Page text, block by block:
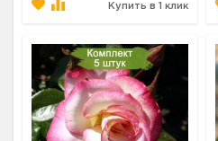
Купить в 1 клик